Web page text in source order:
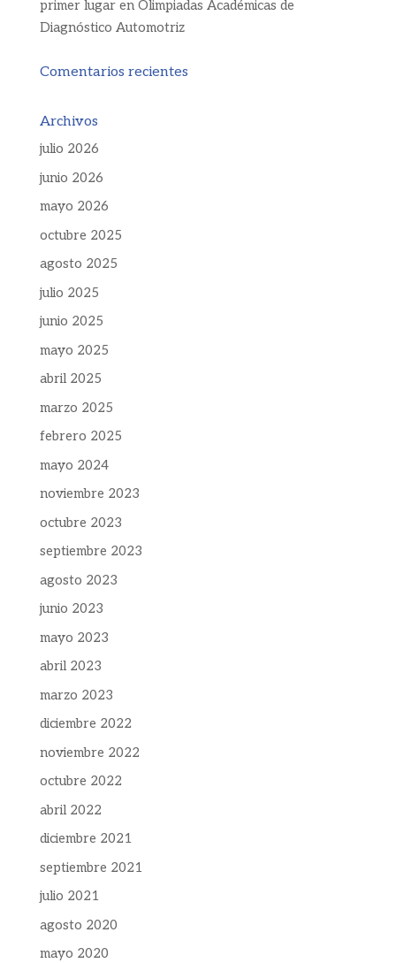
primer lugar en Olimpiadas Académicas de
Diagnóstico Automotriz
Comentarios recientes
Archivos
julio 2026
junio 2026
mayo 2026
octubre 2025
agosto 2025
julio 2025
junio 2025
mayo 2025
abril 2025
marzo 2025
febrero 2025
mayo 2024
noviembre 2023
octubre 2023
septiembre 2023
agosto 2023
junio 2023
mayo 2023
abril 2023
marzo 2023
diciembre 2022
noviembre 2022
octubre 2022
abril 2022
diciembre 2021
septiembre 2021
julio 2021
agosto 2020
mayo 2020